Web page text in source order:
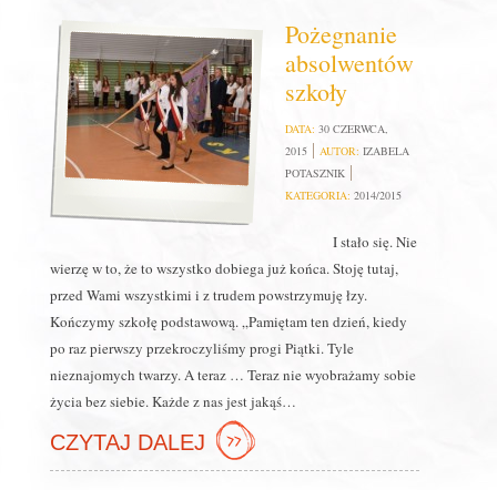
Pożegnanie
absolwentów
szkoły
DATA: 30 CZERWCA,
2015
AUTOR: IZABELA
POTASZNIK
KATEGORIA: 2014/2015
I stało się. Nie
wierzę w to, że to wszystko dobiega już końca. Stoję tutaj,
przed Wami wszystkimi i z trudem powstrzymuję łzy.
Kończymy szkołę podstawową. „Pamiętam ten dzień, kiedy
po raz pierwszy przekroczyliśmy progi Piątki. Tyle
nieznajomych twarzy. A teraz … Teraz nie wyobrażamy sobie
życia bez siebie. Każde z nas jest jakąś…
CZYTAJ DALEJ